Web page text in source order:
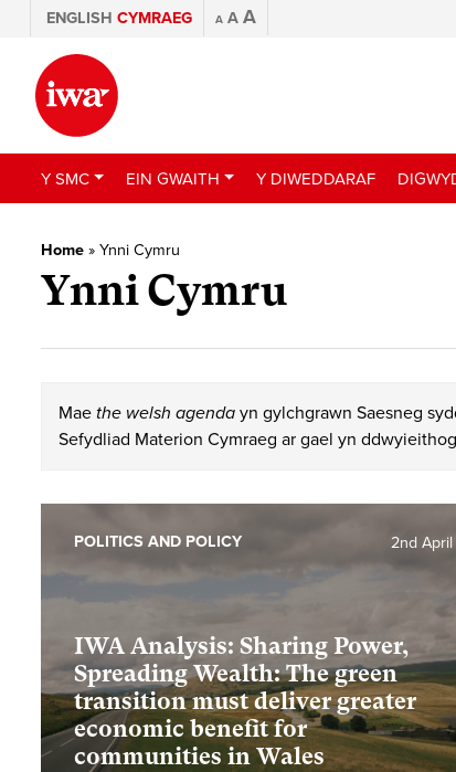
ENGLISH CYMRAEG A A A
Y SMC EIN GWAITH Y DIWEDDARAF
Home » Ynni Cymru
Ynni Cymru
Mae the welsh agenda yn gylchgrawn Saesneg
Sefydliad Materion Cymraeg ar gael yn
IWA Analysis: Sharing Power,
Spreading Wealth: The green
transition must deliver greater
economic benefit for
communities in Wales
2nd April
POLITICS AND POLICY